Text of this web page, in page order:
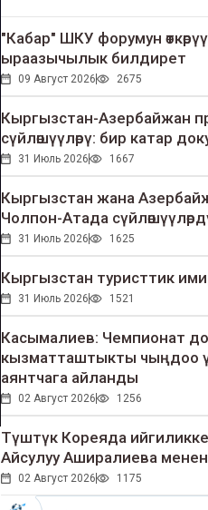
"Кабар" ШКУ форумун өткөрүүгө
ыраазычылык билдирет
09 Август 2026 2675
Кыргызстан-Азербайжан
сүйлөшүүлөрү: бир катар
31 Июль 2026 1667
Кыргызстан жана
Чолпон-Атада сүйлөшүүлөрдү
31 Июль 2026 1625
Кыргызстан туристтик
31 Июль 2026 1521
Касымалиев: Чемпионат
кызматташтыкты чыңдоо
аянтчага айланды
02 Август 2026 1256
Түштүк Кореяда
Айсулуу Аширалиева
02 Август 2026 1175